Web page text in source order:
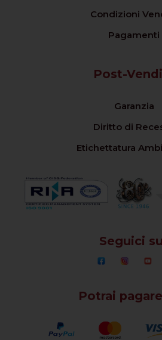
Condizioni
Pagamenti
Post-
Garanzia
Diritto di
Etichettatura
Seguici su
Potrai